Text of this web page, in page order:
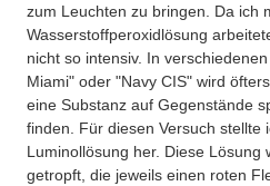
zum Leuchten zu bringen. Da ich
Wasserstoffperoxidlösung
nicht so intensiv. In
Miami" oder "Navy CIS" wird
eine Substanz auf Gegenstände
finden. Für diesen Versuch stellte
Luminollösung her. Diese Lösung
getropft, die jeweils einen roten